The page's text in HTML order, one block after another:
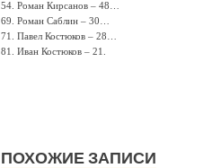
54. Роман Кирсанов – 48…
69. Роман Саблин – 30…
71. Павел Костюков – 28…
81. Иван Костюков – 21.
ПОХОЖИЕ ЗАПИСИ